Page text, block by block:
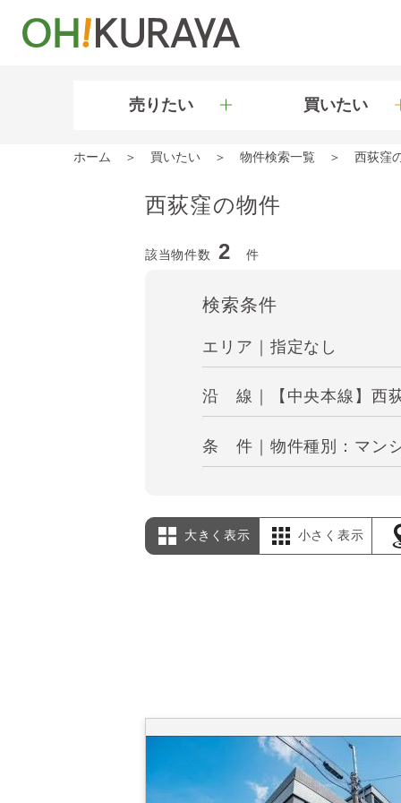
売りたい 買いたい
ホーム 買いたい 物件検索一覧 西荻窪
西荻窪の物件
該当物件数 2 件
検索条件
エリア｜指定なし
沿 線｜【中央本線】西
条 件｜物件種別：マン
大きく表示 小さく表示